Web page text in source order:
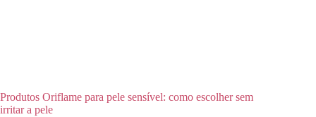
Produtos Oriflame para pele sensível: como escolher sem
irritar a pele